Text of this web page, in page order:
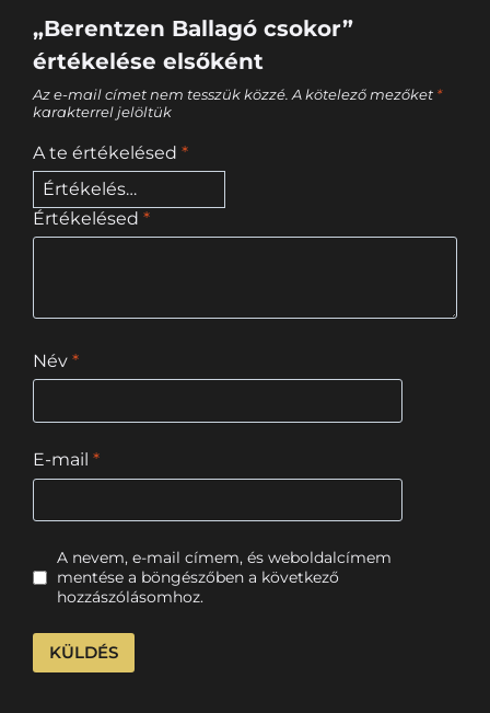
„Berentzen Ballagó csokor”
értékelése elsőként
Az e-mail címet nem tesszük közzé. A kötelező mezőket *
karakterrel jelöltük
A te értékelésed *
Értékelésed *
Név *
E-mail *
A nevem, e-mail címem, és weboldalcímem
mentése a böngészőben a következő
hozzászólásomhoz.